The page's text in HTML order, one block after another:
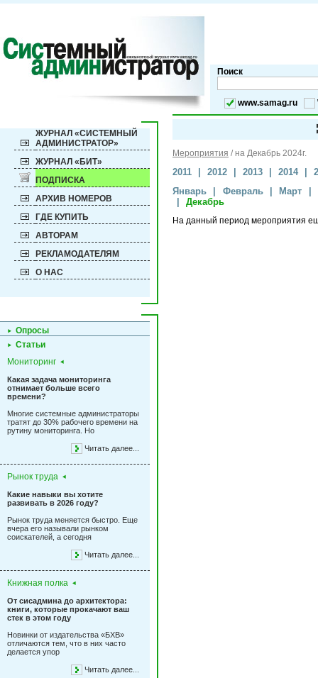
Поиск
www.samag.ru
ЖУРНАЛ «СИСТЕМНЫЙ
АДМИНИСТРАТОР»
ЖУРНАЛ «БИТ»
ПОДПИСКА
АРХИВ НОМЕРОВ
ГДЕ КУПИТЬ
АВТОРАМ
РЕКЛАМОДАТЕЛЯМ
О НАС
Опросы
Статьи
Мониторинг
Какая задача мониторинга
отнимает больше всего
времени?
Многие системные администраторы
тратят до 30% рабочего времени на
рутину мониторинга. Но
Читать далее...
Рынок труда
Какие навыки вы хотите
развивать в 2026 году?
Рынок труда меняется быстро. Еще
вчера его называли рынком
соискателей, а сегодня
Читать далее...
Книжная полка
От сисадмина до архитектора:
книги, которые прокачают ваш
стек в этом году
Новинки от издательства «БХВ»
отличаются тем, что в них часто
делается упор
Читать далее...
Мероприятия / на Декабрь 2024г.
2011 2012 2013 2014
Январь
Февраль Март
Декабрь
На данный период мероприятия